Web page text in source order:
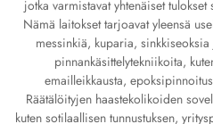
jotka varmistavat yhtenäiset
Nämä laitokset tarjoavat yleensä
messinkiä, kuparia,
pinnankäsittelytekniikoita,
emailleikkausta,
Räätälöityjen haastekolikoiden
kuten sotilaallisen tunnustuksen,